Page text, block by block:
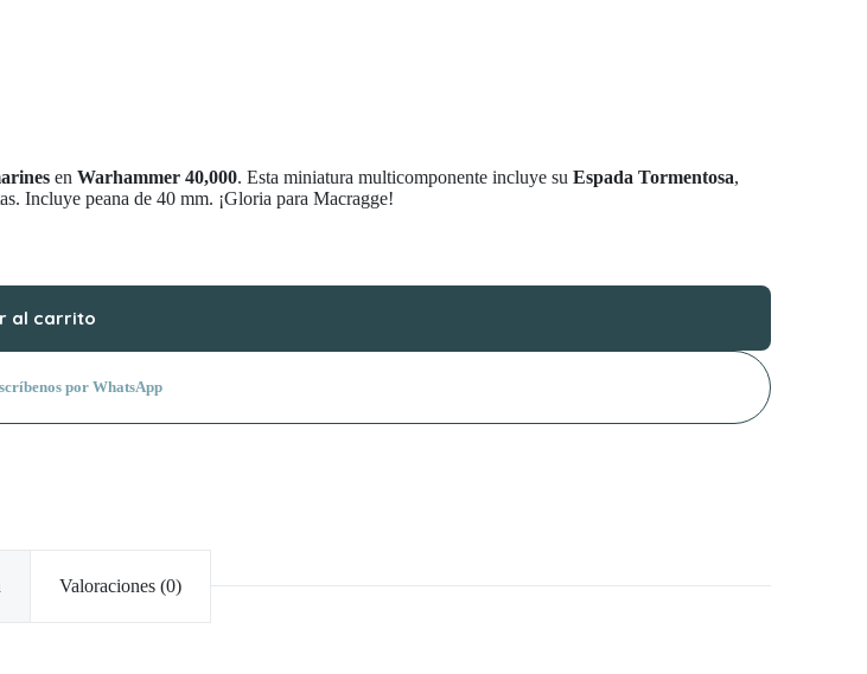
en Warhammer 40,000. Esta miniatura multicomponente incluye su Espada Tormentosa,
Incluye peana de 40 mm. ¡Gloria para Macragge!
al carrito
por WhatsApp
Valoraciones (0)